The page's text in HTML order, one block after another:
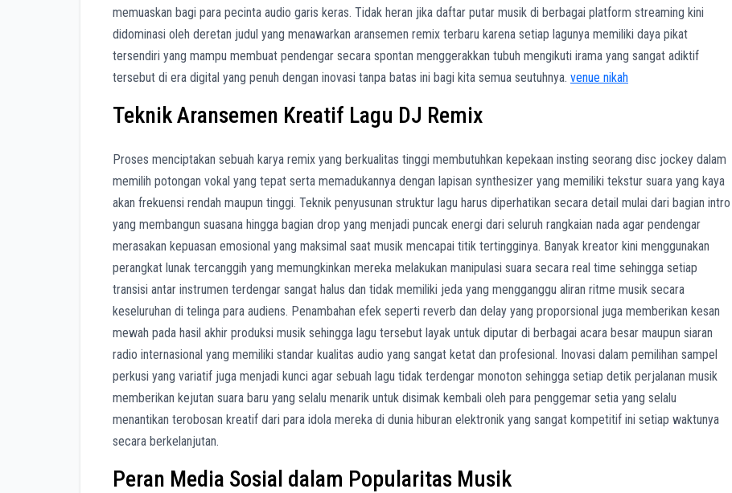
memuaskan bagi para pecinta audio garis keras. Tidak heran jika daftar putar musik di berbagai platform streaming kini
didominasi oleh deretan judul yang menawarkan aransemen remix terbaru karena setiap lagunya memiliki daya pikat
tersendiri yang mampu membuat pendengar secara spontan menggerakkan tubuh mengikuti irama yang sangat adiktif
tersebut di era digital yang penuh dengan inovasi tanpa batas ini bagi kita semua seutuhnya. venue nikah
Teknik Aransemen Kreatif Lagu DJ Remix
Proses menciptakan sebuah karya remix yang berkualitas tinggi membutuhkan kepekaan insting seorang disc jockey dalam
memilih potongan vokal yang tepat serta memadukannya dengan lapisan synthesizer yang memiliki tekstur suara yang kaya
akan frekuensi rendah maupun tinggi. Teknik penyusunan struktur lagu harus diperhatikan secara detail mulai dari bagian intro
yang membangun suasana hingga bagian drop yang menjadi puncak energi dari seluruh rangkaian nada agar pendengar
merasakan kepuasan emosional yang maksimal saat musik mencapai titik tertingginya. Banyak kreator kini menggunakan
perangkat lunak tercanggih yang memungkinkan mereka melakukan manipulasi suara secara real time sehingga setiap
transisi antar instrumen terdengar sangat halus dan tidak memiliki jeda yang mengganggu aliran ritme musik secara
keseluruhan di telinga para audiens. Penambahan efek seperti reverb dan delay yang proporsional juga memberikan kesan
mewah pada hasil akhir produksi musik sehingga lagu tersebut layak untuk diputar di berbagai acara besar maupun siaran
radio internasional yang memiliki standar kualitas audio yang sangat ketat dan profesional. Inovasi dalam pemilihan sampel
perkusi yang variatif juga menjadi kunci agar sebuah lagu tidak terdengar monoton sehingga setiap detik perjalanan musik
memberikan kejutan suara baru yang selalu menarik untuk disimak kembali oleh para penggemar setia yang selalu
menantikan terobosan kreatif dari para idola mereka di dunia hiburan elektronik yang sangat kompetitif ini setiap waktunya
secara berkelanjutan.
Peran Media Sosial dalam Popularitas Musik